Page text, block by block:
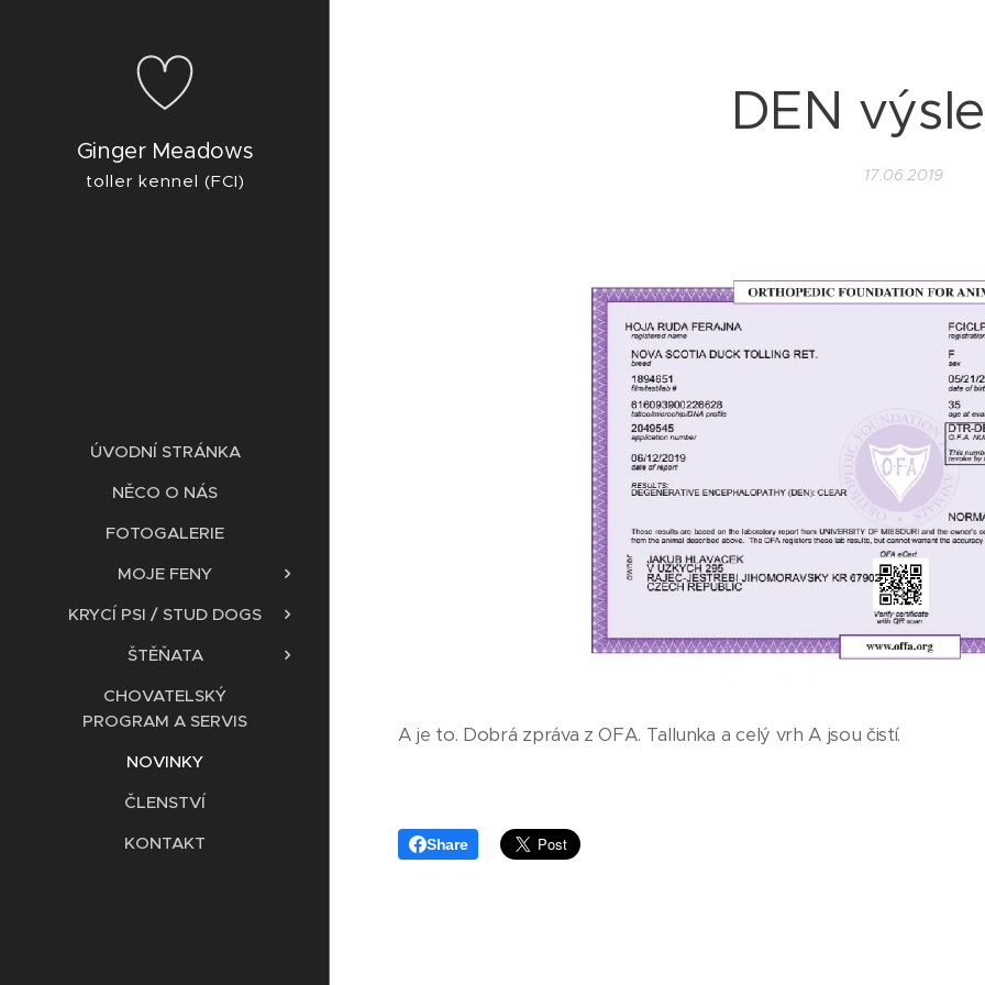
Ginger Meadows
toller kennel (FCI)
ÚVODNÍ STRÁNKA
NĚCO O NÁS
FOTOGALERIE
MOJE FENY
KRYCÍ PSI / STUD DOGS
ŠTĚŇATA
CHOVATELSKÝ
PROGRAM A SERVIS
NOVINKY
ČLENSTVÍ
KONTAKT
DEN
17.06.2019
A je to. Dobrá zpráva z OFA. Tallunka a celý vrh A jsou čistí.
Share